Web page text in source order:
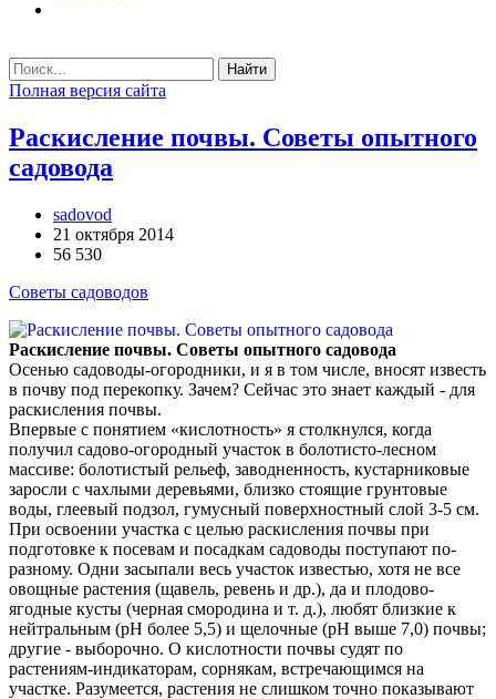
Найти
Полная версия сайта
Раскисление почвы. Советы опытного
садовода
sadovod
21 октября 2014
56 530
Советы садоводов
Раскисление почвы. Советы опытного садовода
Осенью садоводы-огородники, и я в том числе, вносят известь
в почву под перекопку. Зачем? Сейчас это знает каждый - для
раскисления почвы.
Впервые с понятием «кислотность» я столкнулся, когда
получил садово-огородный участок в болотисто-лесном
массиве: болотистый рельеф, заводненность, кустарниковые
заросли с чахлыми деревьями, близко стоящие грунтовые
воды, глеевый подзол, гумусный поверхностный слой 3-5 см.
При освоении участка с целью раскисления почвы при
подготовке к посевам и посадкам садоводы поступают по-
разному. Одни засыпали весь участок известью, хотя не все
овощные растения (щавель, ревень и др.), да и плодово-
ягодные кусты (черная смородина и т. д.), любят близкие к
нейтральным (рН более 5,5) и щелочные (рН выше 7,0) почвы;
другие - выборочно. О кислотности почвы судят по
растениям-индикаторам, сорнякам, встречающимся на
участке. Разумеется, растения не слишком точно показывают